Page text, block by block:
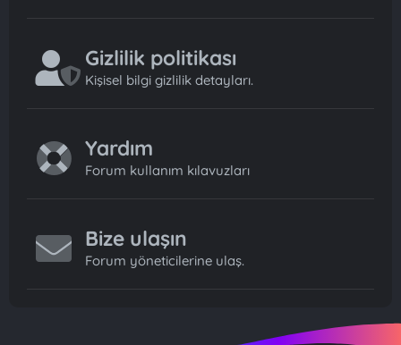
Gizlilik politikası
Kişisel bilgi gizlilik detayları.
Yardım
Forum kullanım kılavuzları
Bize ulaşın
Forum yöneticilerine ulaş.